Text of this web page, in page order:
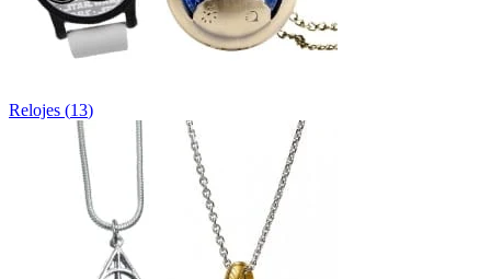
Relojes (13)